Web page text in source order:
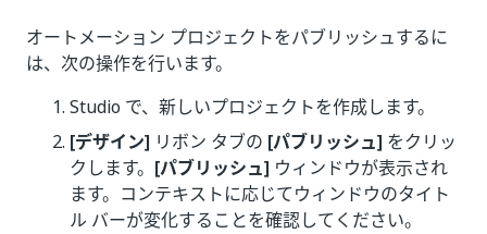
オートメーション プロジェクトをパブリッシュするに
は、次の操作を行います。
Studio で、新しいプロジェクトを作成します。
[デザイン] リボン タブの [パブリッシュ] をクリッ
クします。 [パブリッシュ] ウィンドウが表示され
ます。コンテキストに応じてウィンドウのタイト
ル バーが変化することを確認してください。